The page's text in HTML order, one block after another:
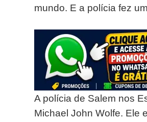
mundo. E a polícia fez
A polícia de Salem nos
Michael John Wolfe. Ele